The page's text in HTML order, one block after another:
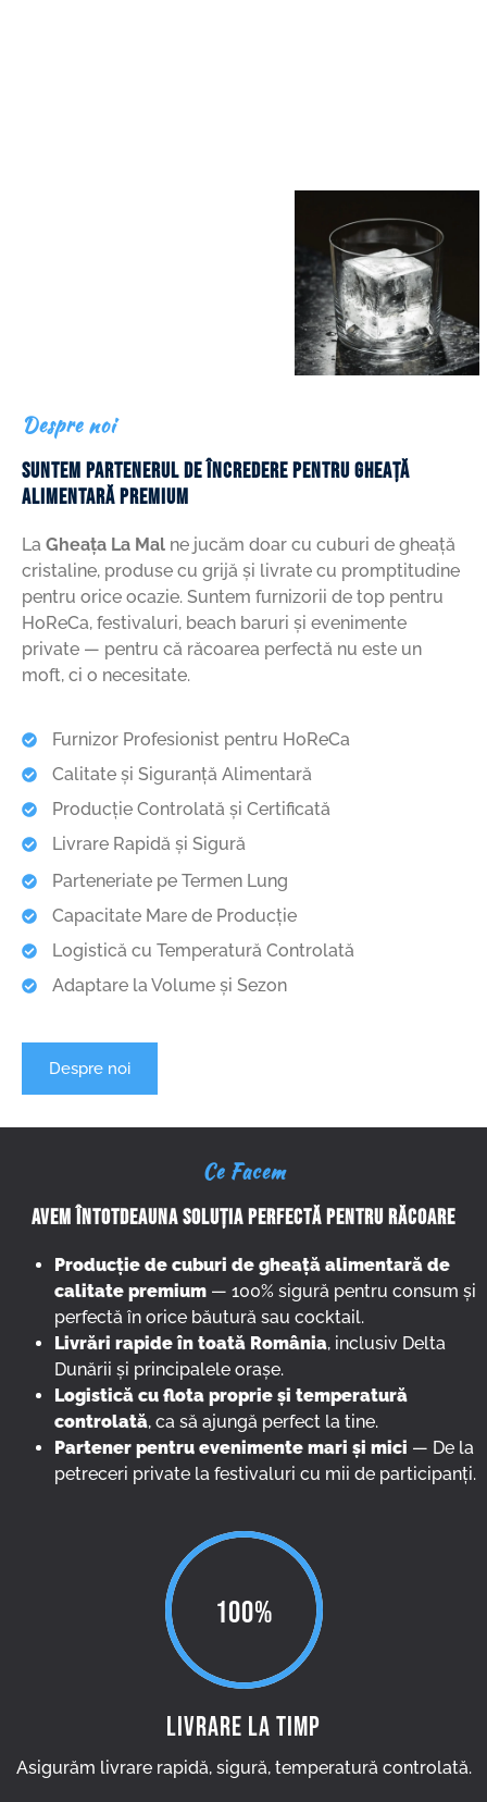
Despre noi
SUNTEM PARTENERUL DE ÎNCREDERE PENTRU GHEAȚĂ
ALIMENTARĂ PREMIUM
La Gheața La Mal ne jucăm doar cu cuburi de gheață
cristaline, produse cu grijă și livrate cu promptitudine
pentru orice ocazie. Suntem furnizorii de top pentru
HoReCa, festivaluri, beach baruri și evenimente
private — pentru că răcoarea perfectă nu este un
moft, ci o necesitate.
Furnizor Profesionist pentru HoReCa
Calitate și Siguranță Alimentară
Producție Controlată și Certificată
Livrare Rapidă și Sigură
Parteneriate pe Termen Lung
Capacitate Mare de Producție
Logistică cu Temperatură Controlată
Adaptare la Volume și Sezon
Despre noi
Ce Facem
AVEM ÎNTOTDEAUNA SOLUȚIA PERFECTĂ PENTRU RĂCOARE
Producție de cuburi de gheață alimentară de
calitate premium — 100% sigură pentru consum și
perfectă în orice băutură sau cocktail.
Livrări rapide în toată România, inclusiv Delta
Dunării și principalele orașe.
Logistică cu flota proprie și temperatură
controlată, ca să ajungă perfect la tine.
Partener pentru evenimente mari și mici — De la
petreceri private la festivaluri cu mii de participanți.
100%
LIVRARE LA TIMP
Asigurăm livrare rapidă, sigură, temperatură controlată.